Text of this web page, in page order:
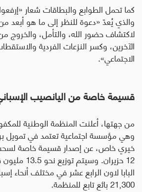
والذي يُعدّ «دعوة للنظر إلى ما هو أبعد
لاكتشاف حضور الله، والتأمل، والخروج
الآخرين، وكسر النزعات الفردية
الاجتماعي».
قسيمة خاصة من اليانصيب
من جهتها، أعلنت المنظمة الوطنية
وهي مؤسسة اجتماعية تعتمد في تمويل
خيري خاص، عن إصدار قسيمة خاصة لسحب
12 حزيران.
البابا لاون الرابع عشر في مختلف أنحاء
21,300 بائع تابع للمنظمة
.